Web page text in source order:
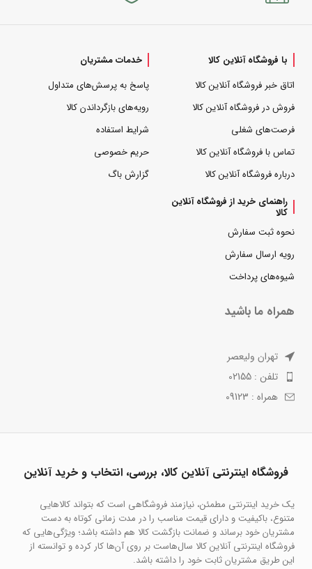
با فروشگاه آنلاین کالا
اتاق خبر فروشگاه آنلاین کالا
فروش در فروشگاه آنلاین کالا
فرصت‌های شغلی
تماس با فروشگاه آنلاین کالا
درباره فروشگاه آنلاین کالا
خدمات مشتریان
پاسخ به پرسش‌های متداول
رویه‌های بازگرداندن کالا
شرایط استفاده
حریم خصوصی
گزارش باگ
راهنمای خرید از فروشگاه آنلاین
کالا
نحوه ثبت سفارش
رویه ارسال سفارش
شیوه‌های پرداخت
همراه ما باشید
تهران ولیعصر
تلفن : 02155
همراه : 09123
فروشگاه اینترنتی آنلاین کالا، بررسی، انتخاب و خرید آنلاین
یک خرید اینترنتی مطمئن، نیازمند فروشگاهی است که بتواند کالاهایی
متنوع، باکیفیت و دارای قیمت مناسب را در مدت زمانی کوتاه به دست
مشتریان خود برساند و ضمانت بازگشت کالا هم داشته باشد؛ ویژگی‌هایی که
فروشگاه اینترنتی آنلاین کالا سال‌هاست بر روی آن‌ها کار کرده و توانسته از
این طریق مشتریان ثابت خود را داشته باشد.